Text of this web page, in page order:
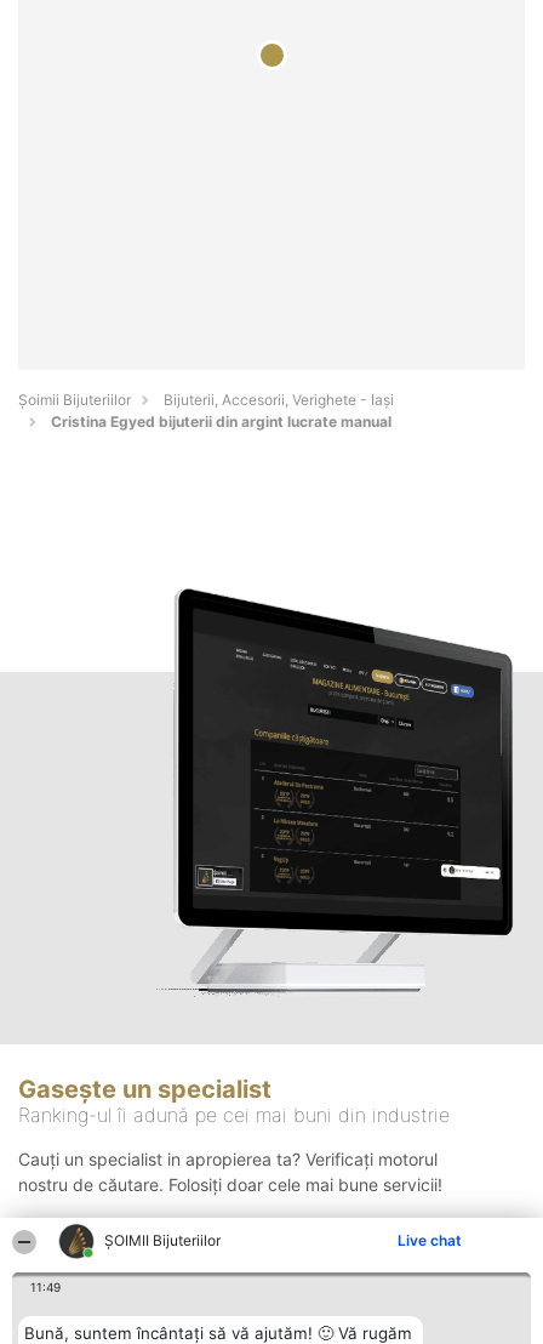
ŞOIMII Bijuteriilor Live chat
11:49
Bună, suntem încântați să vă ajutăm! 🙂 Vă rugăm
Şoimii Bijuteriilor
Bijuterii, Accesorii, Verighete - Iaşi
Cristina Egyed bijuterii din argint lucrate manual
Gasește un specialist
Ranking-ul îi adună pe cei mai buni din industrie
Cauți un specialist in apropierea ta? Verificați motorul
nostru de căutare. Folosiți doar cele mai bune servicii!